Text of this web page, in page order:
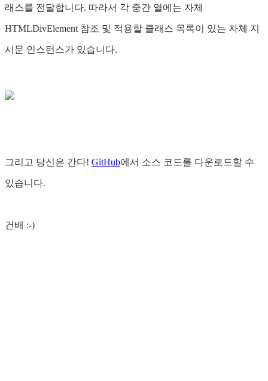
래스를 전달합니다. 따라서 각 중간 열에는 자체
HTMLDivElement 참조 및 적용할 클래스 목록이 있는 자체 지
시문 인스턴스가 있습니다.
그리고 당신은 간다! GitHub에서 소스 코드를 다운로드할 수
있습니다.
건배 :-)